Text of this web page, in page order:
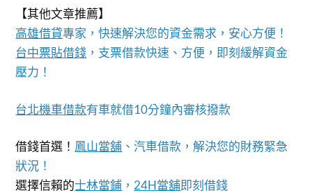
【其他文章推薦】
高雄借貸專家，快速解決您的資金需求，安心方便！
台中票貼借錢 ，支票借款快速、方便，即刻緩解資金
壓力！
台北機車借款有車就借10分鐘內審核撥款
借錢首選！ 鳳山當舖 、汽車借款，解決您的財務緊急
狀況！
選擇信賴的士林當鋪 ， 24H當舖即刻借錢